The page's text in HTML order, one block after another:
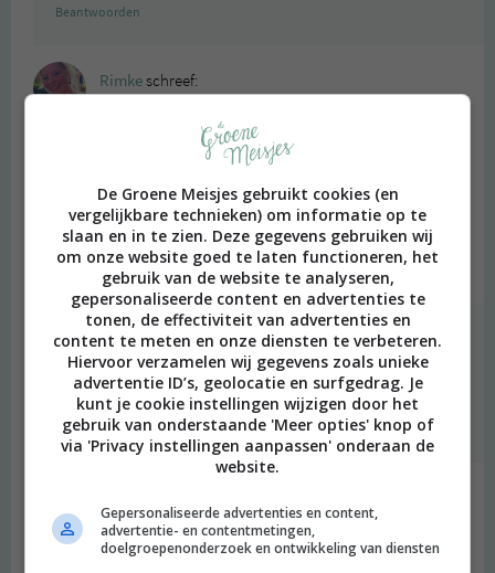
Beantwoorden
Rimkeschreef:
Wat een mooi sfeervol filmpje!
Wij vliegen dit jaar niet duurzaam naar Stockholm maar ik ga me
in die prachtige stad helemaal laten inspireren door alle
veganistische restaurantjes en duurzame producten. Fijne
feestdagen alvast! <3
degroenemeisjesschreef:
2015 OM
Oeee lijkt me geweldig! Heel veel plezier alvast!
Beantwoorden
2015 OM
De Groene Meisjes gebruikt cookies (en
vergelijkbare technieken) om informatie op te
slaan en in te zien. Deze gegevens gebruiken wij
om onze website goed te laten functioneren, het
gebruik van de website te analyseren,
gepersonaliseerde content en advertenties te
tonen, de effectiviteit van advertenties en
content te meten en onze diensten te verbeteren.
Hiervoor verzamelen wij gegevens zoals unieke
advertentie ID’s, geolocatie en surfgedrag. Je
kunt je cookie instellingen wijzigen door het
gebruik van onderstaande 'Meer opties' knop of
via 'Privacy instellingen aanpassen' onderaan de
website.
Gepersonaliseerde advertenties en content,
advertentie- en contentmetingen,
doelgroepenonderzoek en ontwikkeling van diensten